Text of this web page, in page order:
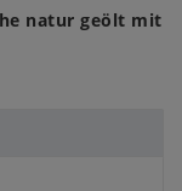
natur geölt mit